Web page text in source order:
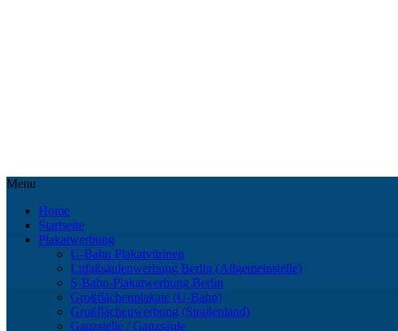
Menu
Home
Startseite
Plakatwerbung
U-Bahn Plakatvitrinen
Litfaßsäulenwerbung Berlin (Allgemeinstelle)
S-Bahn-Plakatwerbung Berlin
Großflächenplakate (U-Bahn)
Großflächenwerbung (Straßenland)
Ganzstelle / Ganzsäule